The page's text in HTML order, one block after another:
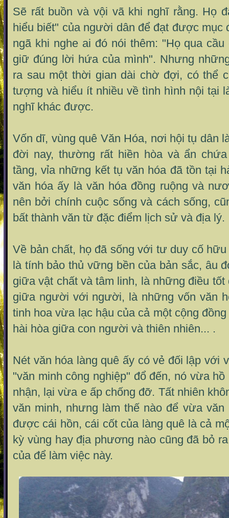
Sẽ rất buồn và vội vã khi nghĩ rằng. Họ
hiểu biết" của người dân để đạt được mục
ngã khi nghe ai đó nói thêm: "Họ qua
giữ đúng lời hứa của mình". Nhưng
ra sau một thời gian dài chờ đợi, có thể
tượng và hiểu ít nhiều về tình hình nội tại
nghĩ khác được.
Vốn dĩ, vùng quê Văn Hóa, nơi hội tụ dân
đời nay, thường rất hiền hòa và ẩn
tầng, vỉa những kết tụ văn hóa đã tồn tại
văn hóa ấy là văn hóa đồng ruộng và
nên bởi chính cuộc sống và cách sống,
bất thành văn từ đặc điểm lịch sử và địa lý.
Về bản chất, họ đã sống với tư duy cố
là tính bảo thủ vững bền của bản sắc, âu
giữa vật chất và tâm linh, là những điều
giữa người với người, là những vốn văn
tinh hoa vừa lạc hậu của cả một cộng
hài hòa giữa con người và thiên nhiên... .
Nét văn hóa làng quê ấy có vẻ đối lập với
"văn minh công nghiệp" đổ đến, nó vừa
nhận, lại vừa e ấp chống đỡ. Tất nhiên
văn minh, nhưng làm thế nào để vừa
được cái hồn, cái cốt của làng quê là cả
kỳ vùng hay địa phương nào cũng đã bỏ
của để làm việc này.